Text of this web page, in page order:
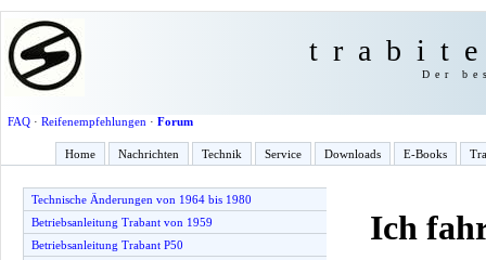
Der
FAQ· Reifenempfehlungen · Forum
Home Nachrichten Technik Service Downloads E-Books
Technische Änderungen von 1964 bis 1980
Betriebsanleitung Trabant von 1959
Betriebsanleitung Trabant P50
Ich